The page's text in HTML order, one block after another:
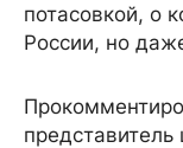
потасовкой, о
России, но